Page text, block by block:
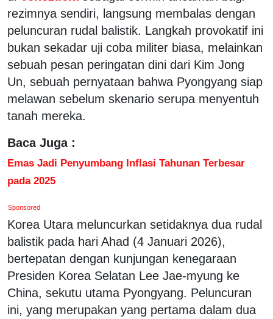
rezimnya sendiri, langsung membalas dengan
peluncuran rudal balistik. Langkah provokatif ini
bukan sekadar uji coba militer biasa, melainkan
sebuah pesan peringatan dini dari Kim Jong
Un, sebuah pernyataan bahwa Pyongyang siap
melawan sebelum skenario serupa menyentuh
tanah mereka.
Baca Juga :
Emas Jadi Penyumbang Inflasi Tahunan Terbesar
pada 2025
Sponsored
Korea Utara meluncurkan setidaknya dua rudal
balistik pada hari Ahad (4 Januari 2026),
bertepatan dengan kunjungan kenegaraan
Presiden Korea Selatan Lee Jae-myung ke
China, sekutu utama Pyongyang. Peluncuran
ini, yang merupakan yang pertama dalam dua